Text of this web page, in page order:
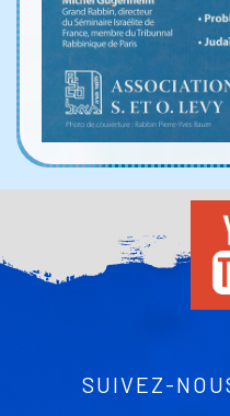
SUIVEZ-